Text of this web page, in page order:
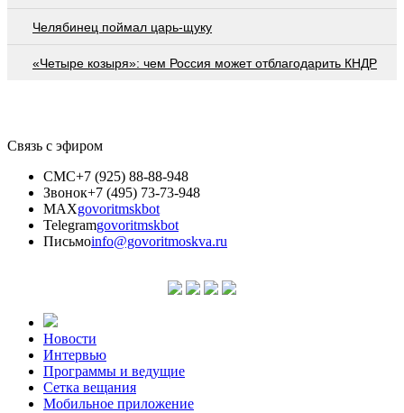
Челябинец поймал царь-щуку
«Четыре козыря»: чем Россия может отблагодарить КНДР
Связь с эфиром
СМС+7 (925) 88-88-948
Звонок+7 (495) 73-73-948
MAXgovoritmskbot
Telegramgovoritmskbot
Письмоinfo@govoritmoskva.ru
Новости
Интервью
Программы и ведущие
Сетка вещания
Мобильное приложение